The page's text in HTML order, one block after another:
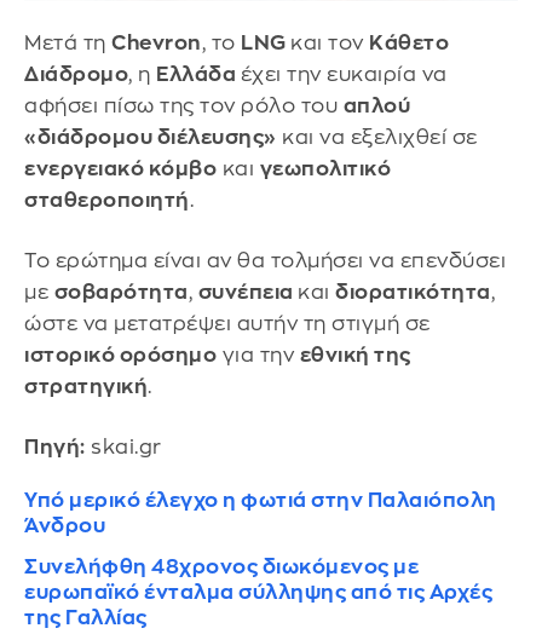
Μετά τη Chevron, το LNG και τον Κάθετο
Διάδρομο, η Ελλάδα έχει την ευκαιρία να
αφήσει πίσω της τον ρόλο του απλού
«διάδρομου διέλευσης» και να εξελιχθεί σε
ενεργειακό κόμβο και γεωπολιτικό
σταθεροποιητή.
Το ερώτημα είναι αν θα τολμήσει να επενδύσει
με σοβαρότητα, συνέπεια και διορατικότητα,
ώστε να μετατρέψει αυτήν τη στιγμή σε
ιστορικό ορόσημο για την εθνική της
στρατηγική.
Πηγή: skai.gr
Υπό μερικό έλεγχο η φωτιά στην Παλαιόπολη
Άνδρου
Συνελήφθη 48χρονος διωκόμενος με
ευρωπαϊκό ένταλμα σύλληψης από τις Αρχές
της Γαλλίας